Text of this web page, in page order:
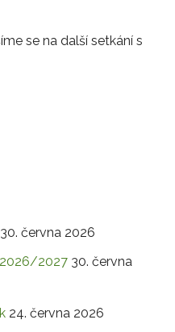
se na další setkání s
30. června 2026
2027 30. června
24. června 2026